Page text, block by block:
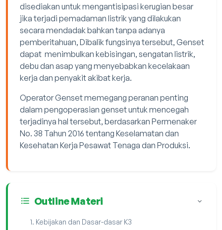
disediakan untuk mengantisipasi kerugian besar
jika terjadi pemadaman listrik yang dilakukan
secara mendadak bahkan tanpa adanya
pemberitahuan, Dibalik fungsinya tersebut, Genset
dapat menimbulkan kebisingan, sengatan listrik,
debu dan asap yang menyebabkan kecelakaan
kerja dan penyakit akibat kerja.
Operator Genset memegang peranan penting
dalam pengoperasian genset untuk mencegah
terjadinya hal tersebut, berdasarkan Permenaker
No. 38 Tahun 2016 tentang Keselamatan dan
Kesehatan Kerja Pesawat Tenaga dan Produksi.
Outline Materi
Kebijakan dan Dasar-dasar K3